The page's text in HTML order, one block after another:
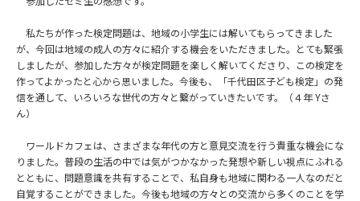
私たちが作った検定問題は、地域の小学生には解いてもらってきました
が、今回は地域の成人の方々に紹介する機会をいただきました。とても緊張
しましたが、参加した方々が検定問題を楽しく解いてくださり、この検定を
作ってよかったと心から思いました。今後も、「千代田区子ども検定」の発
信を通して、いろいろな世代の方々と繋がっていきたいです。（４年 Yさ
ん）
ワールドカフェは、さまざまな年代の方と意見交流を行う貴重な機会にな
りました。普段の生活の中では気がつかなかった発想や新しい視点にふれる
とともに、問題意識を共有することで、私自身も地域に関わる一人なのだと
自覚することができました。今後も地域の方々との交流から多くのことを学